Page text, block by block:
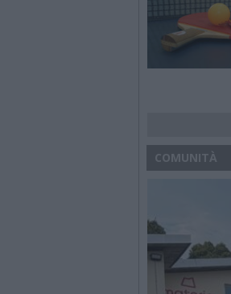
COMUNITÀ